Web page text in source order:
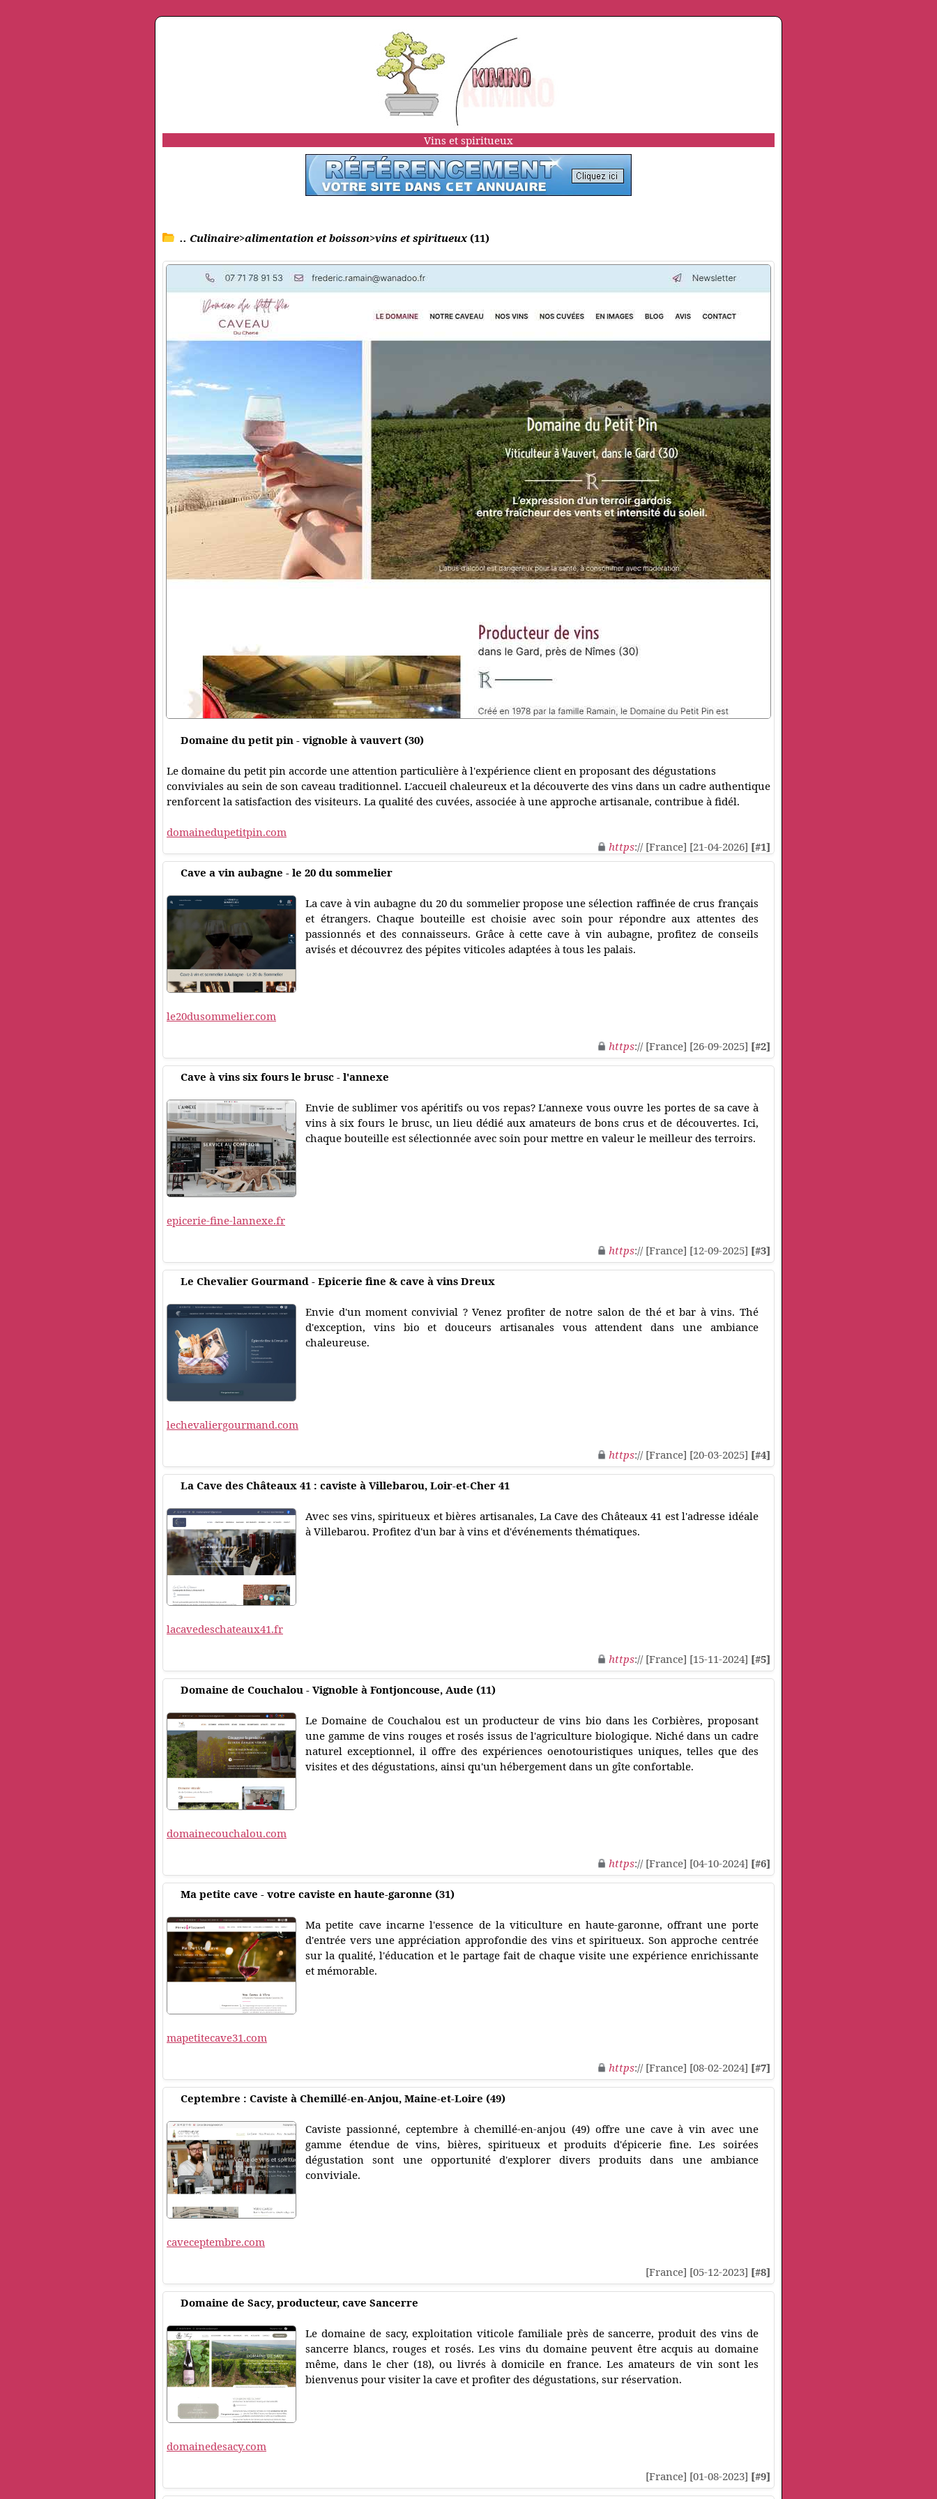
Vins et spiritueux
.. Culinaire>alimentation et boisson>vins et spiritueux (11)
Domaine du petit pin - vignoble à vauvert (30)
Le domaine du petit pin accorde une attention particulière à l'expérience client en proposant des dégustations
conviviales au sein de son caveau traditionnel. L'accueil chaleureux et la découverte des vins dans un cadre authentique
renforcent la satisfaction des visiteurs. La qualité des cuvées, associée à une approche artisanale, contribue à fidél.
domainedupetitpin.com
https:// [France] [21-04-2026] [#1]
Cave a vin aubagne - le 20 du sommelier
La cave à vin aubagne du 20 du sommelier propose une sélection raffinée de crus français
et étrangers. Chaque bouteille est choisie avec soin pour répondre aux attentes des
passionnés et des connaisseurs. Grâce à cette cave à vin aubagne, profitez de conseils
avisés et découvrez des pépites viticoles adaptées à tous les palais.
le20dusommelier.com
https:// [France] [26-09-2025] [#2]
Cave à vins six fours le brusc - l'annexe
Envie de sublimer vos apéritifs ou vos repas? L'annexe vous ouvre les portes de sa cave à
vins à six fours le brusc, un lieu dédié aux amateurs de bons crus et de découvertes. Ici,
chaque bouteille est sélectionnée avec soin pour mettre en valeur le meilleur des terroirs.
epicerie-fine-lannexe.fr
https:// [France] [12-09-2025] [#3]
Le Chevalier Gourmand - Epicerie fine & cave à vins Dreux
Envie d'un moment convivial ? Venez profiter de notre salon de thé et bar à vins. Thé
d'exception, vins bio et douceurs artisanales vous attendent dans une ambiance
chaleureuse.
lechevaliergourmand.com
https:// [France] [20-03-2025] [#4]
La Cave des Châteaux 41 : caviste à Villebarou, Loir-et-Cher 41
Avec ses vins, spiritueux et bières artisanales, La Cave des Châteaux 41 est l'adresse idéale
à Villebarou. Profitez d'un bar à vins et d'événements thématiques.
lacavedeschateaux41.fr
https:// [France] [15-11-2024] [#5]
Domaine de Couchalou - Vignoble à Fontjoncouse, Aude (11)
Le Domaine de Couchalou est un producteur de vins bio dans les Corbières, proposant
une gamme de vins rouges et rosés issus de l'agriculture biologique. Niché dans un cadre
naturel exceptionnel, il offre des expériences oenotouristiques uniques, telles que des
visites et des dégustations, ainsi qu'un hébergement dans un gîte confortable.
domainecouchalou.com
https:// [France] [04-10-2024] [#6]
Ma petite cave - votre caviste en haute-garonne (31)
Ma petite cave incarne l'essence de la viticulture en haute-garonne, offrant une porte
d'entrée vers une appréciation approfondie des vins et spiritueux. Son approche centrée
sur la qualité, l'éducation et le partage fait de chaque visite une expérience enrichissante
et mémorable.
mapetitecave31.com
https:// [France] [08-02-2024] [#7]
Ceptembre : Caviste à Chemillé-en-Anjou, Maine-et-Loire (49)
Caviste passionné, ceptembre à chemillé-en-anjou (49) offre une cave à vin avec une
gamme étendue de vins, bières, spiritueux et produits d'épicerie fine. Les soirées
dégustation sont une opportunité d'explorer divers produits dans une ambiance
conviviale.
caveceptembre.com
[France] [05-12-2023] [#8]
Domaine de Sacy, producteur, cave Sancerre
Le domaine de sacy, exploitation viticole familiale près de sancerre, produit des vins de
sancerre blancs, rouges et rosés. Les vins du domaine peuvent être acquis au domaine
même, dans le cher (18), ou livrés à domicile en france. Les amateurs de vin sont les
bienvenus pour visiter la cave et profiter des dégustations, sur réservation.
domainedesacy.com
[France] [01-08-2023] [#9]